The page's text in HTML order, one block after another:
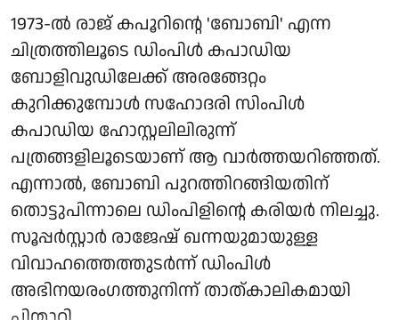
1973-ല്‍ രാജ് കപൂറിന്റെ 'ബോബി' എന്ന
ചിത്രത്തിലൂടെ ഡിംപിള്‍ കപാഡിയ
ബോളിവുഡിലേക്ക് അരങ്ങേറ്റം
കുറിക്കുമ്പോള്‍ സഹോദരി സിംപിള്‍
കപാഡിയ ഹോസ്റ്റലിലിരുന്ന്
പത്രങ്ങളിലൂടെയാണ് ആ വാര്‍ത്തയറിഞ്ഞത്.
എന്നാല്‍, ബോബി പുറത്തിറങ്ങിയതിന്
തൊട്ടുപിന്നാലെ ഡിംപിളിന്റെ കരിയര്‍ നിലച്ചു.
സൂപ്പര്‍സ്റ്റാര്‍ രാജേഷ് ഖന്നയുമായുള്ള
വിവാഹത്തെത്തുടര്‍ന്ന് ഡിംപിള്‍
അഭിനയരംഗത്തുനിന്ന് താത്കാലികമായി